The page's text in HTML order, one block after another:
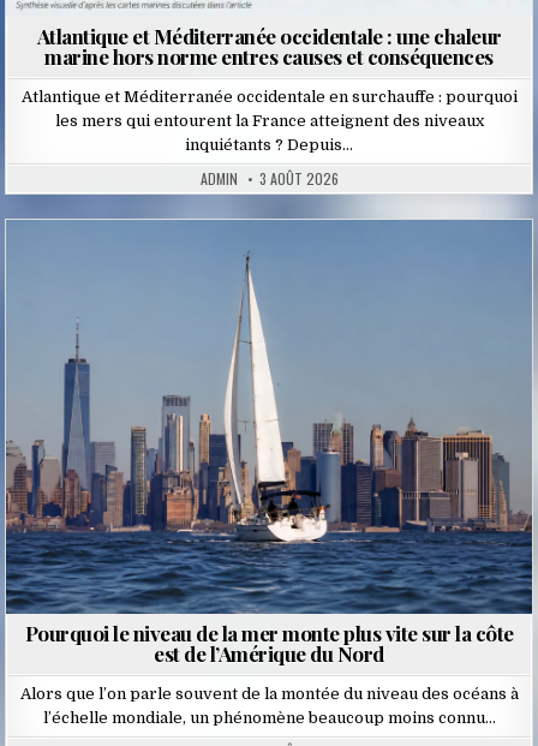
Atlantique et Méditerranée occidentale : une chaleur
marine hors norme entres causes et conséquences
Atlantique et Méditerranée occidentale en surchauffe : pourquoi
les mers qui entourent la France atteignent des niveaux
inquiétants ? Depuis…
ADMIN 3 AOÛT 2026
Pourquoi le niveau de la mer monte plus vite sur la côte
est de l’Amérique du Nord
Alors que l’on parle souvent de la montée du niveau des océans à
l’échelle mondiale, un phénomène beaucoup moins connu…